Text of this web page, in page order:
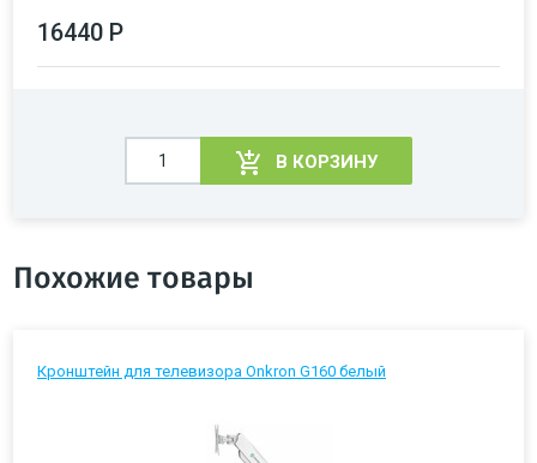
16440 Р
В КОРЗИНУ
Похожие товары
Кронштейн для телевизора Onkron G160 белый